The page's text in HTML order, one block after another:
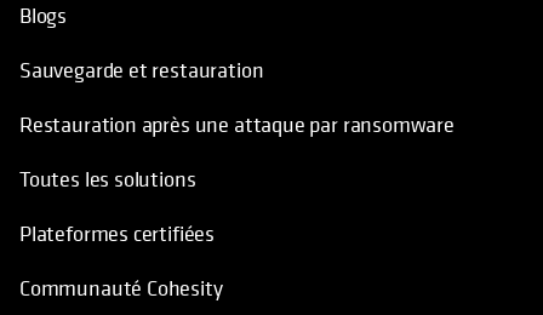
Blogs
Sauvegarde et restauration
Restauration après une attaque par ransomware
Toutes les solutions
Plateformes certifiées
Communauté Cohesity